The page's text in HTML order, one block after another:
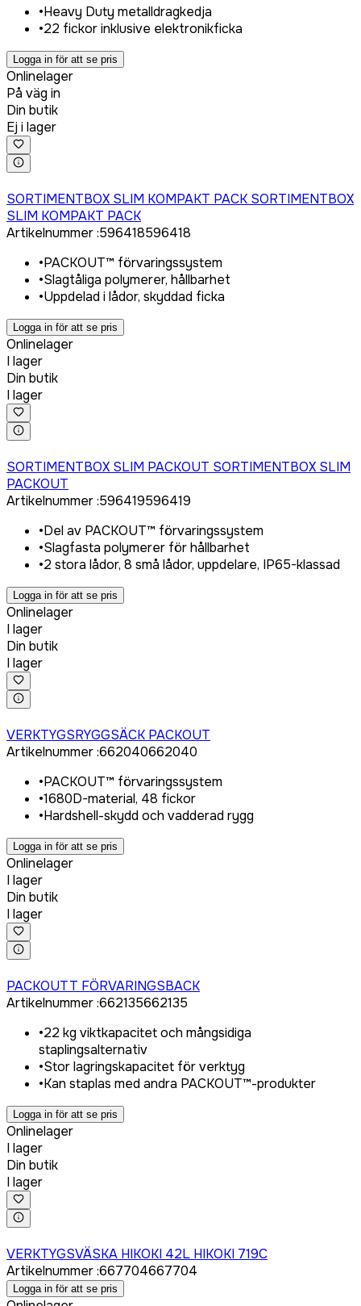
•Heavy Duty metalldragkedja
•22 fickor inklusive elektronikficka
Logga in för att se pris
Onlinelager
På väg in
Din butik
Ej i lager
SORTIMENTBOX SLIM KOMPAKT PACK SORTIMENTBOX
SLIM KOMPAKT PACK
Artikelnummer:596418596418
•PACKOUT™ förvaringssystem
•Slagtåliga polymerer, hållbarhet
•Uppdelad i lådor, skyddad ficka
Logga in för att se pris
Onlinelager
I lager
Din butik
I lager
SORTIMENTBOX SLIM PACKOUT SORTIMENTBOX SLIM
PACKOUT
Artikelnummer:596419596419
•Del av PACKOUT™ förvaringssystem
•Slagfasta polymerer för hållbarhet
•2 stora lådor, 8 små lådor, uppdelare, IP65-klassad
Logga in för att se pris
Onlinelager
I lager
Din butik
I lager
VERKTYGSRYGGSÄCK PACKOUT
Artikelnummer:662040662040
•PACKOUT™ förvaringssystem
•1680D-material, 48 fickor
•Hardshell-skydd och vadderad rygg
Logga in för att se pris
Onlinelager
I lager
Din butik
I lager
PACKOUTT FÖRVARINGSBACK
Artikelnummer:662135662135
•22 kg viktkapacitet och mångsidiga
staplingsalternativ
•Stor lagringskapacitet för verktyg
•Kan staplas med andra PACKOUT™-produkter
Logga in för att se pris
Onlinelager
I lager
Din butik
I lager
VERKTYGSVÄSKA HIKOKI 42L HIKOKI 719C
Artikelnummer:667704667704
Logga in för att se pris